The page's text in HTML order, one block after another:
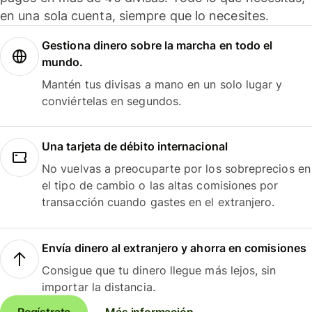
en una sola cuenta, siempre que lo necesites.
Gestiona dinero sobre la marcha en todo el
mundo.
Mantén tus divisas a mano en un solo lugar y
conviértelas en segundos.
Una tarjeta de débito internacional
No vuelvas a preocuparte por los sobreprecios en
el tipo de cambio o las altas comisiones por
transacción cuando gastes en el extranjero.
Envía dinero al extranjero y ahorra en comisiones
Consigue que tu dinero llegue más lejos, sin
importar la distancia.